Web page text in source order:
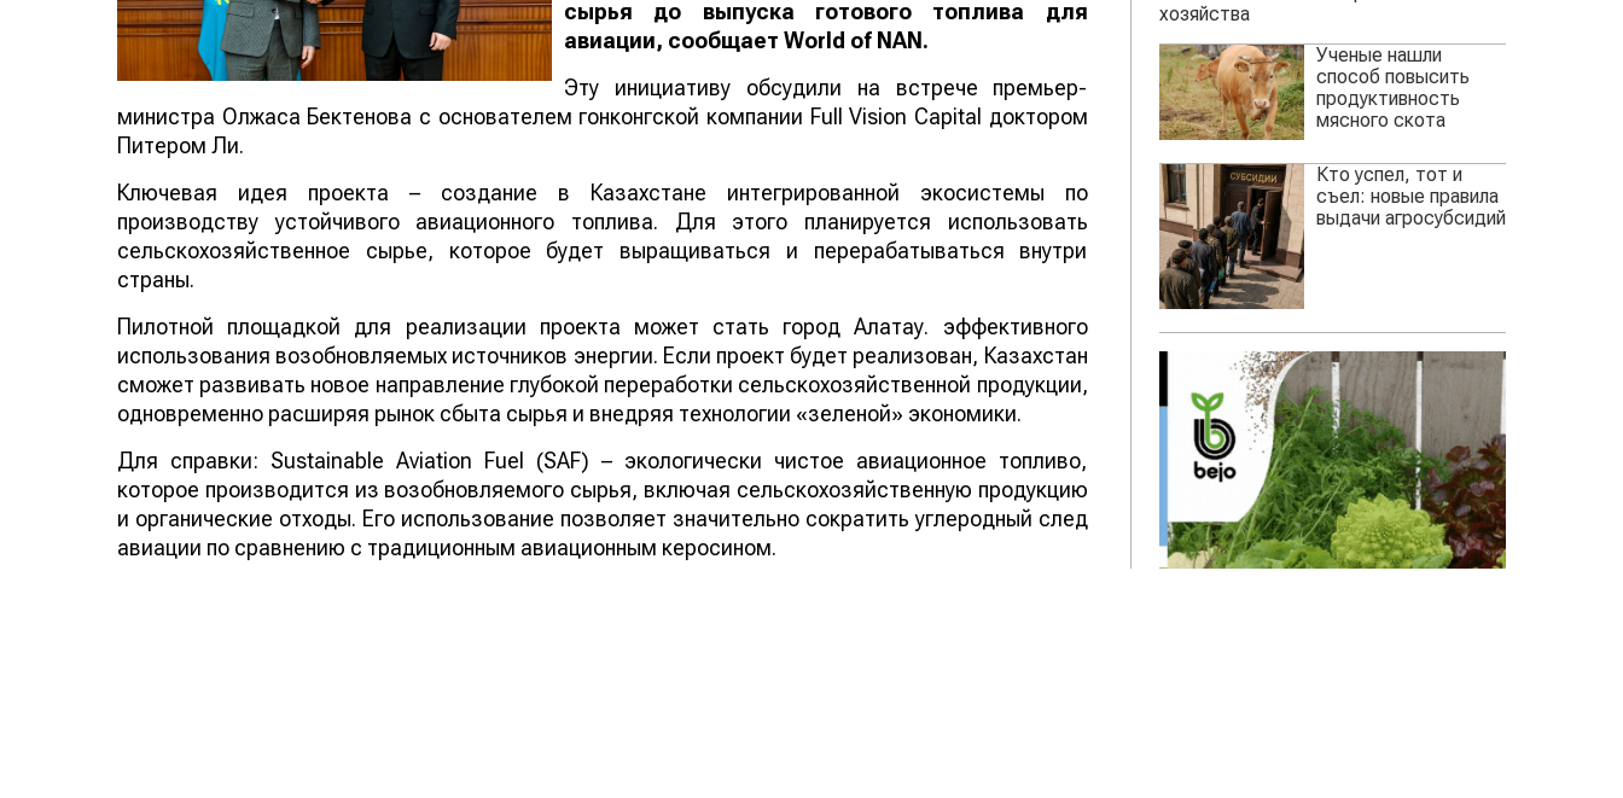
сырья до выпуска готового топлива для
авиации, сообщает World of NAN .
Эту инициативу обсудили на встрече премьер-
министра Олжаса Бектенова с основателем гонконгской компании Full Vision Capital доктором
Питером Ли.
Ключевая идея проекта – создание в Казахстане интегрированной экосистемы по
производству устойчивого авиационного топлива. Для этого планируется использовать
сельскохозяйственное сырье, которое будет выращиваться и перерабатываться внутри
страны.
Пилотной площадкой для реализации проекта может стать город Алатау. эффективного
использования возобновляемых источников энергии. Если проект будет реализован, Казахстан
сможет развивать новое направление глубокой переработки сельскохозяйственной продукции,
одновременно расширяя рынок сбыта сырья и внедряя технологии «зеленой» экономики.
Для справки: Sustainable Aviation Fuel (SAF) – экологически чистое авиационное топливо,
которое производится из возобновляемого сырья, включая сельскохозяйственную продукцию
и органические отходы. Его использование позволяет значительно сократить углеродный след
авиации по сравнению с традиционным авиационным керосином.
хозяйства
Ученые нашли
способ повысить
продуктивность
мясного скота
Кто успел, тот и
съел: новые правила
выдачи агросубсидий